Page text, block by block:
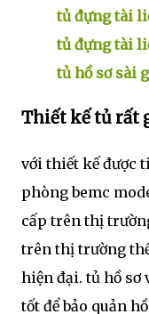
tủ đựng tài
tủ đựng tài
tủ hồ sơ sài
Thiết kế tủ rất
với thiết kế được
phòng bemc
cấp trên thị
trên thị trường
hiện đại. tủ hồ sơ
tốt để bảo quản